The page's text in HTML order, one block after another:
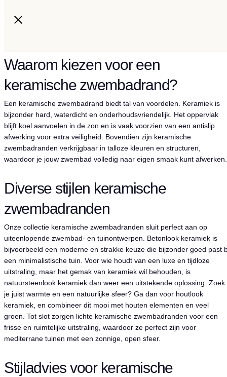
Waarom kiezen voor een
keramische zwembadrand?
Een keramische zwembadrand biedt tal van voordelen. Keramiek is
bijzonder hard, waterdicht en onderhoudsvriendelijk. Het oppervlak
blijft koel aanvoelen in de zon en is vaak voorzien van een antislip
afwerking voor extra veiligheid. Bovendien zijn keramische
zwembadranden verkrijgbaar in talloze kleuren en structuren,
waardoor je jouw zwembad volledig naar eigen smaak kunt afwerken.
Diverse stijlen keramische
zwembadranden
Onze collectie keramische zwembadranden sluit perfect aan op
uiteenlopende zwembad- en tuinontwerpen. Betonlook keramiek is
bijvoorbeeld een moderne en strakke keuze die bijzonder goed past
een minimalistische tuin. Voor wie houdt van een luxe en tijdloze
uitstraling, maar het gemak van keramiek wil behouden, is
natuursteenlook keramiek dan weer een uitstekende oplossing. Zoek
je juist warmte en een natuurlijke sfeer? Ga dan voor houtlook
keramiek, en combineer dit mooi met houten elementen en veel
groen. Tot slot zorgen lichte keramische zwembadranden voor een
frisse en ruimtelijke uitstraling, waardoor ze perfect zijn voor
mediterrane tuinen met een zonnige, open sfeer.
Stijladvies voor keramische